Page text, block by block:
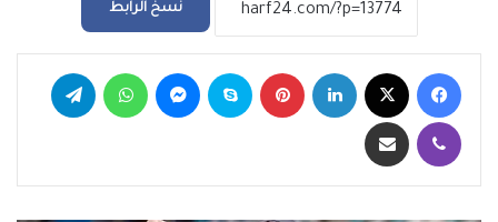
نسخ الرابط
فيسبوك لينكدإن بينتيريست سكايب ماسنجر واتساب
ڤايبر مشاركة عبر البريد